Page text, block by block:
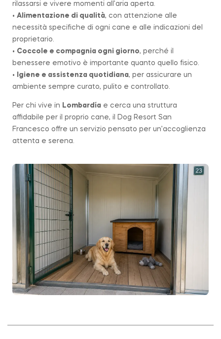
rilassarsi e vivere momenti all’aria aperta.
• Alimentazione di qualità, con attenzione alle
necessità specifiche di ogni cane e alle indicazioni del
proprietario.
• Coccole e compagnia ogni giorno, perché il
benessere emotivo è importante quanto quello fisico.
•
Igiene e assistenza quotidiana, per assicurare un
ambiente sempre curato, pulito e controllato.
Per chi vive in Lombardía e cerca una struttura
affidabile per il proprio cane, il Dog Resort San
Francesco offre un servizio pensato per un’accoglienza
attenta e serena.